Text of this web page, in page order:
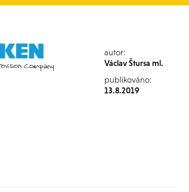
autor:
Václav Štursa ml.
publikováno:
13.8.2019